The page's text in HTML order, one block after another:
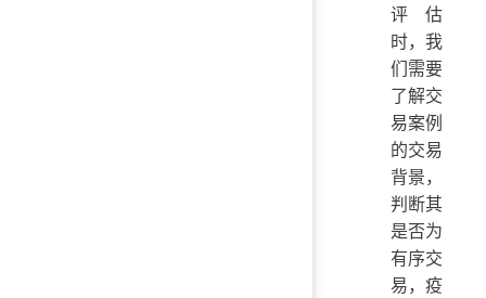
评估
时，我
们需要
了解交
易案例
的交易
背景，
判断其
是否为
有序交
易，疫